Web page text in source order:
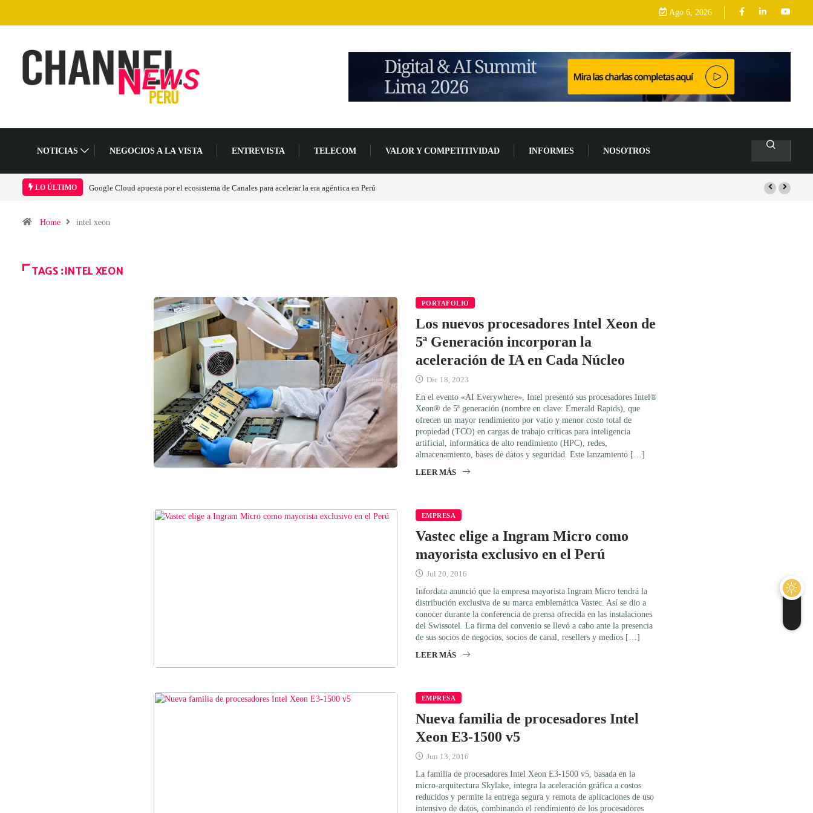
Ago 6, 2026
NOTICIAS NEGOCIOS A LA VISTA ENTREVISTA TELECOM VALOR Y COMPETITIVIDAD INFORMES NOSOTROS
LO ÚLTIMO Google Cloud apuesta por el ecosistema de Canales para acelerar la era agéntica en Perú
Home intel xeon
TAGS :INTEL XEON
PORTAFOLIO
Los nuevos procesadores Intel Xeon de
5ª Generación incorporan la
aceleración de IA en Cada Núcleo
Dic 18, 2023
En el evento «AI Everywhere», Intel presentó sus procesadores Intel®
Xeon® de 5ª generación (nombre en clave: Emerald Rapids), que
ofrecen un mayor rendimiento por vatio y menor costo total de
propiedad (TCO) en cargas de trabajo críticas para inteligencia
artificial, informática de alto rendimiento (HPC), redes,
almacenamiento, bases de datos y seguridad. Este lanzamiento […]
LEER MÁS
EMPRESA
Vastec elige a Ingram Micro como
mayorista exclusivo en el Perú
Jul 20, 2016
Infordata anunció que la empresa mayorista Ingram Micro tendrá la
distribución exclusiva de su marca emblemática Vastec. Así se dio a
conocer durante la conferencia de prensa ofrecida en las instalaciones
del Swissotel. La firma del convenio se llevó a cabo ante la presencia
de sus socios de negocios, socios de canal, resellers y medios […]
LEER MÁS
EMPRESA
Nueva familia de procesadores Intel
Xeon E3-1500 v5
Jun 13, 2016
La familia de procesadores Intel Xeon E3-1500 v5, basada en la
micro-arquitectura Skylake, integra la aceleración gráfica a costos
reducidos y permite la entrega segura y remota de aplicaciones de uso
intensivo de datos, combinando el rendimiento de los procesadores